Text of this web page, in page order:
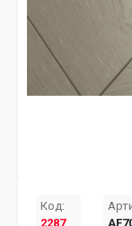
Код:
2287